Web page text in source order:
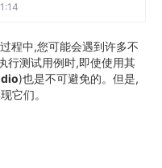
程中,您可能会遇到许多不
行测试用例时,即使使用其
)也是不可避免的。但是,
它们。